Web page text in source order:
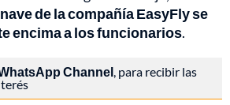
de la compañía EasyFly se
encima a los funcionarios.
Channel , para recibir las